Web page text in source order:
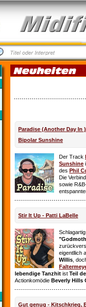
Paradise (Another Day In
Bipolar Sunshine
Der Track
Sunshine
des Phil
Die
sowie
Stir It Up - Patti LaBelle
eigentllich
Willis ,
lebendige Tanzhit ist Teil
Actionkomödie Beverly Hills
Gut genug - Kitschkrieg,